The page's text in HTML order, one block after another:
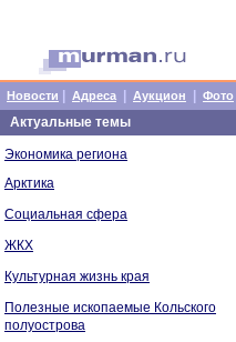
Новости Адреса Аукцион Фото
Актуальные темы
Экономика региона
Арктика
Социальная сфера
ЖКХ
Культурная жизнь края
Полезные ископаемые Кольского
полуострова